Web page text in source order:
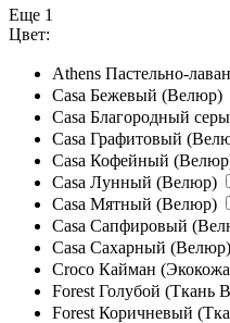
Еще 1
Цвет:
Athens Пастельно-
Casa Бежевый (Велюр)
Casa Благородный
Casa Графитовый
Casa Кофейный
Casa Лунный (Велюр)
Casa Мятный (Велюр)
Casa Сапфировый
Casa Сахарный (Велюр)
Croco Кайман
Forest Голубой (Ткань
Forest Коричневый